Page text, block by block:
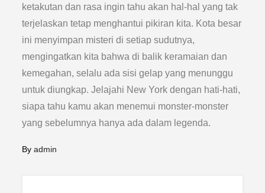
ketakutan dan rasa ingin tahu akan hal-hal yang tak
terjelaskan tetap menghantui pikiran kita. Kota besar
ini menyimpan misteri di setiap sudutnya,
mengingatkan kita bahwa di balik keramaian dan
kemegahan, selalu ada sisi gelap yang menunggu
untuk diungkap. Jelajahi New York dengan hati-hati,
siapa tahu kamu akan menemui monster-monster
yang sebelumnya hanya ada dalam legenda.
Byadmin